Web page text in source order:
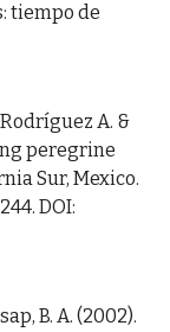
tiempo de
A. &
peregrine
Sur, Mexico.
DOI:
B. A. (2002).